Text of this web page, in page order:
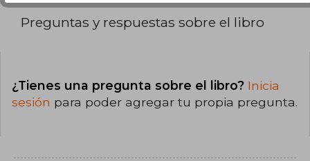
Preguntas y respuestas sobre el libro
¿Tienes una pregunta sobre el libro? Inicia
sesión para poder agregar tu propia pregunta.